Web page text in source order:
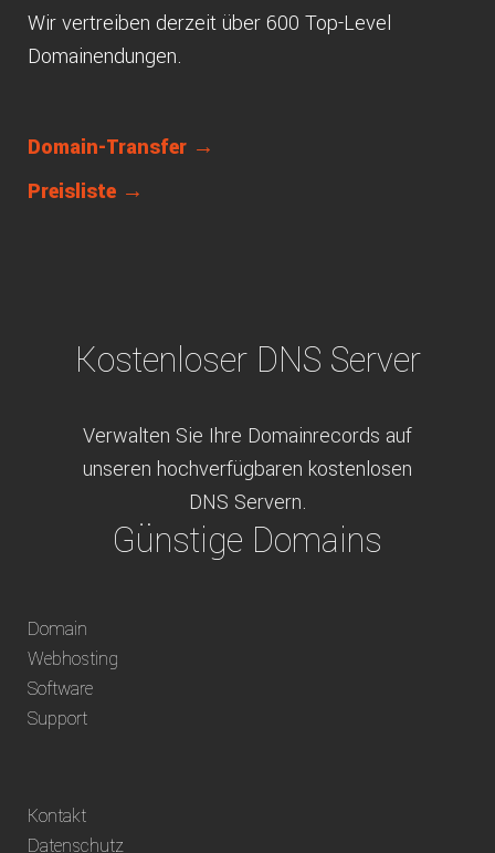
Wir vertreiben derzeit über 600 Top-Level
Domainendungen.
Domain-Transfer →
Preisliste →
Kostenloser DNS Server
Verwalten Sie Ihre Domainrecords auf
unseren hochverfügbaren kostenlosen
DNS Servern.
Günstige Domains
weltweit verfügbare Domains inklusive
Vorkasse oder über ein andere verfügbare
Domain
Webhosting
Software
Support
Kontakt
Datenschutz